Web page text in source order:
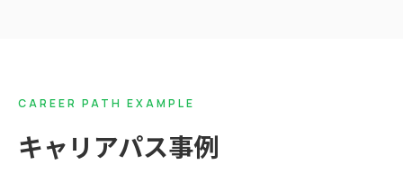
CAREER PATH EXAMPLE
キャリアパス事例